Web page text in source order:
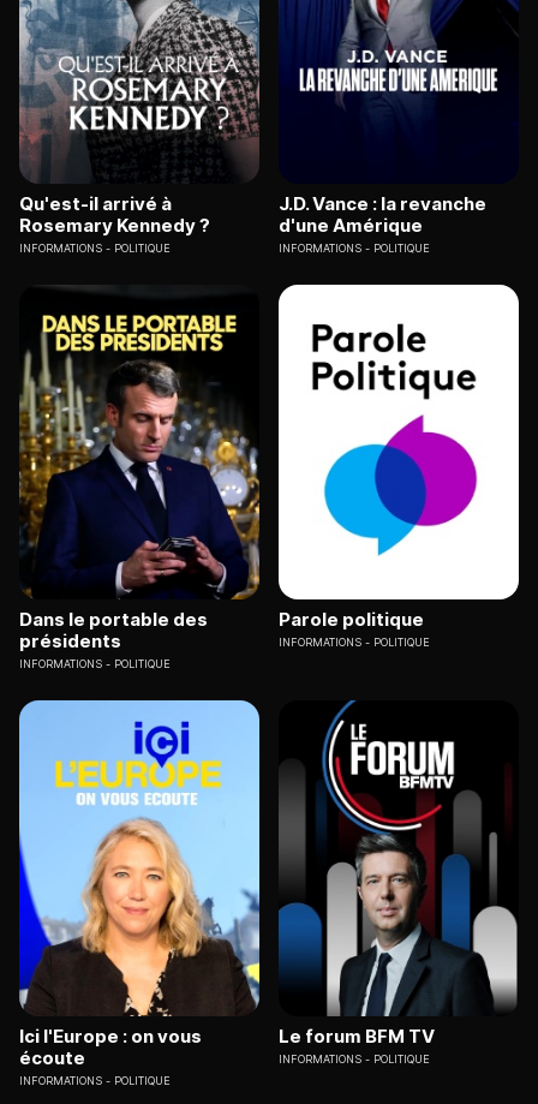
Qu'est-il arrivé à
Rosemary Kennedy ?
INFORMATIONS POLITIQUE
J.D. Vance : la revanche
d'une Amérique
INFORMATIONS POLITIQUE
Dans le portable des
présidents
INFORMATIONS POLITIQUE
Parole politique
INFORMATIONS POLITIQUE
Ici l'Europe : on vous
écoute
INFORMATIONS POLITIQUE
Le forum BFM TV
INFORMATIONS POLITIQUE